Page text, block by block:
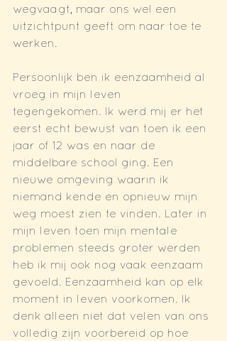
wegvaagt, maar ons wel een
uitzichtpunt geeft om naar toe te
werken.
Persoonlijk ben ik eenzaamheid al
vroeg in mijn leven
tegengekomen. Ik werd mij er het
eerst echt bewust van toen ik een
jaar of 12 was en naar de
middelbare school ging. Een
nieuwe omgeving waarin ik
niemand kende en opnieuw mijn
weg moest zien te vinden. Later in
mijn leven toen mijn mentale
problemen steeds groter werden
heb ik mij ook nog vaak eenzaam
gevoeld. Eenzaamheid kan op elk
moment in leven voorkomen. Ik
denk alleen niet dat velen van ons
volledig zijn voorbereid op hoe